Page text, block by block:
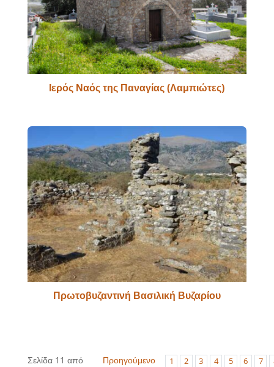
Ιερός Ναός της Παναγίας (Λαμπιώτες)
Πρωτοβυζαντινή Βασιλική Βυζαρίου
Σελίδα 11 από
Προηγούμενο 1 2 3 4 5 6 7